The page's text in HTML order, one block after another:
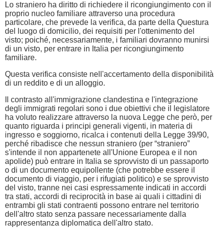
Lo straniero ha diritto di richiedere il ricongiungimento con il
proprio nucleo familiare attraverso una procedura
particolare, che prevede la verifica, da parte della Questura
del luogo di domicilio, dei requisiti per l'ottenimento del
visto; poiché, necessariamente, i familiari dovranno munirsi
di un visto, per entrare in Italia per ricongiungimento
familiare.
Questa verifica consiste nell'accertamento della disponibilità
di un reddito e di un alloggio.
Il contrasto all'immigrazione clandestina e l'integrazione
degli immigrati regolari sono i due obiettivi che il legislatore
ha voluto realizzare attraverso la nuova Legge che però, per
quanto riguarda i principi generali vigenti, in materia di
ingresso e soggiorno, ricalca i contenuti della Legge 39/90,
perché ribadisce che nessun straniero (per “straniero”
s'intende il non appartenete all'Unione Europea e il non
apolide) può entrare in Italia se sprovvisto di un passaporto
o di un documento equipollente (che potrebbe essere il
documento di viaggio, per i rifugiati politico) e se sprovvisto
del visto, tranne nei casi espressamente indicati in accordi
tra stati, accordi di reciprocità in base ai quali i cittadini di
entrambi gli stati contraenti possono entrare nel territorio
dell'altro stato senza passare necessariamente dalla
rappresentanza diplomatica dell'altro stato.